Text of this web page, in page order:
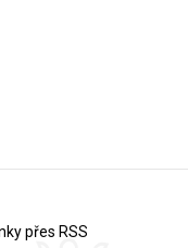
přes RSS